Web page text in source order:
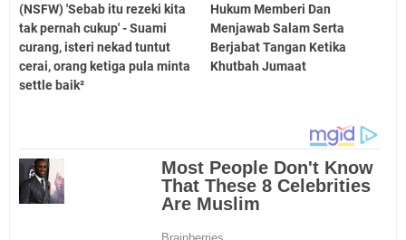
(NSFW) 'Sebab itu rezeki kita
tak pernah cukup' - Suami
curang, isteri nekad tuntut
cerai, orang ketiga pula minta
settle baik²
Hukum Memberi Dan
Menjawab Salam Serta
Berjabat Tangan Ketika
Khutbah Jumaat